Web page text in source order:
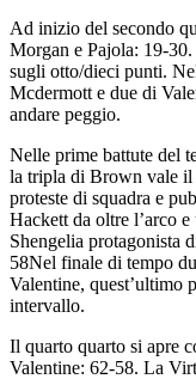
Ad inizio del secondo
Morgan e Pajola: 19-30.
sugli otto/dieci punti.
Mcdermott e due di
andare peggio.
Nelle prime battute del
la tripla di Brown vale
proteste di squadra e
Hackett da oltre l’arco
Shengelia protagonista
58Nel finale di tempo
Valentine, quest’ultimo
intervallo.
Il quarto quarto si apre
Valentine: 62-58. La